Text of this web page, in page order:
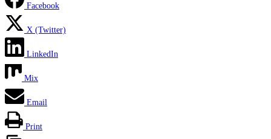
Facebook
X (Twitter)
LinkedIn
Mix
Email
Print